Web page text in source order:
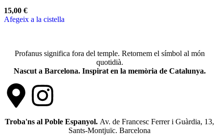
15,00 €
Afegeix a la cistella
Profanus significa fora del temple. Retornem el símbol al món
quotidià.
Nascut a Barcelona. Inspirat en la memòria de Catalunya.
Troba'ns al Poble Espanyol. Av. de Francesc Ferrer i Guàrdia, 13,
Sants-Montjuïc. Barcelona